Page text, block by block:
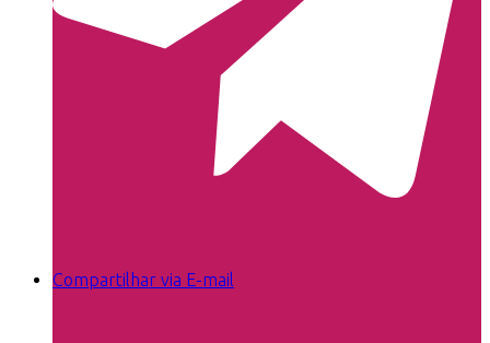
Compartilhar via E-mail